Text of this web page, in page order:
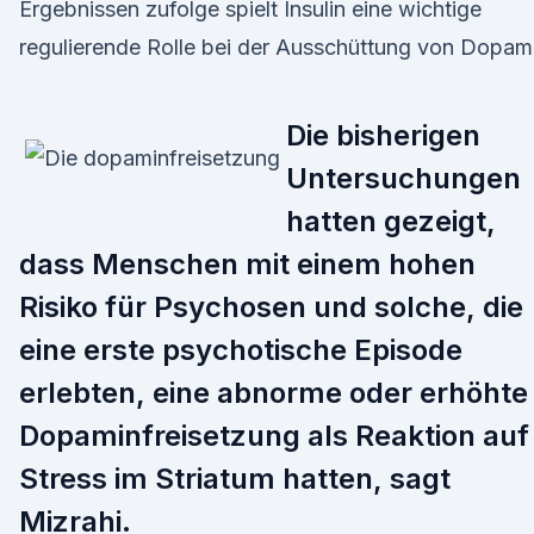
Ergebnissen zufolge spielt Insulin eine wichtige
regulierende Rolle bei der Ausschüttung von
Die bisherigen
Untersuchungen
hatten gezeigt,
dass Menschen mit einem hohen
Risiko für Psychosen und solche, die
eine erste psychotische Episode
erlebten, eine abnorme oder erhöhte
Dopaminfreisetzung als Reaktion auf
Stress im Striatum hatten, sagt
Mizrahi.